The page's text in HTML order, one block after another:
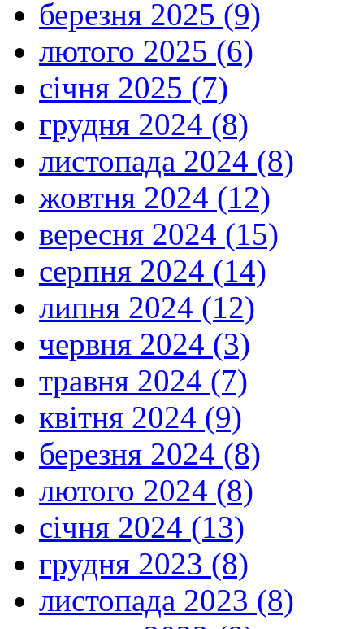
березня 2025 (9)
лютого 2025 (6)
січня 2025 (7)
грудня 2024 (8)
листопада 2024 (8)
жовтня 2024 (12)
вересня 2024 (15)
серпня 2024 (14)
липня 2024 (12)
червня 2024 (3)
травня 2024 (7)
квітня 2024 (9)
березня 2024 (8)
лютого 2024 (8)
січня 2024 (13)
грудня 2023 (8)
листопада 2023 (8)